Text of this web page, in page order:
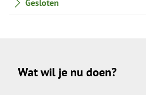
Gesloten
Wat wil je nu doen?